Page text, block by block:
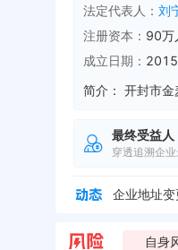
法定代表人： 刘
注册资本： 90万
成立日期：
简介：
最终受益人
穿透追溯企
企业地址
自身